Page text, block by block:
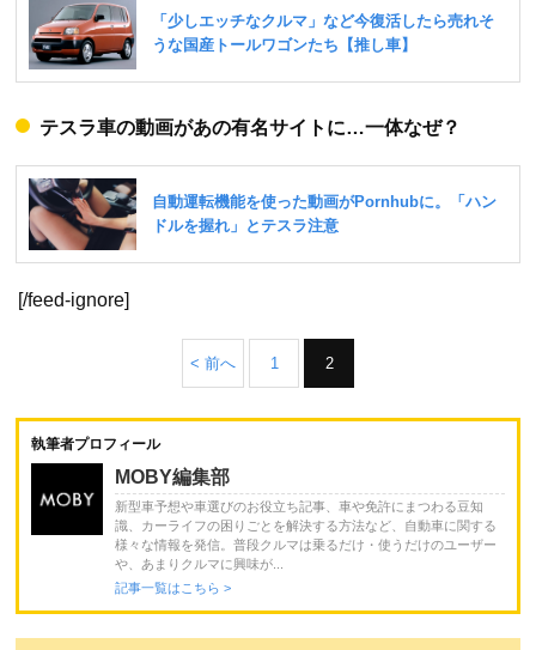
テスラ車の動画があの有名サイトに…一体なぜ？
[/feed-ignore]
< 前へ 1 2
執筆者プロフィール
MOBY編集部
新型車予想や車選びのお役立ち記事、車や免許にまつわる豆知
識、カーライフの困りごとを解決する方法など、自動車に関する
様々な情報を発信。普段クルマは乗るだけ・使うだけのユーザー
や、あまりクルマに興味が...
記事一覧はこちら >